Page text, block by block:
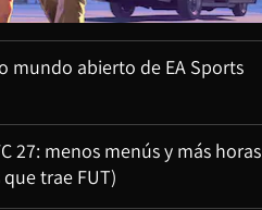
mundo abierto de EA Sports
27: menos menús y más horas
trae FUT)